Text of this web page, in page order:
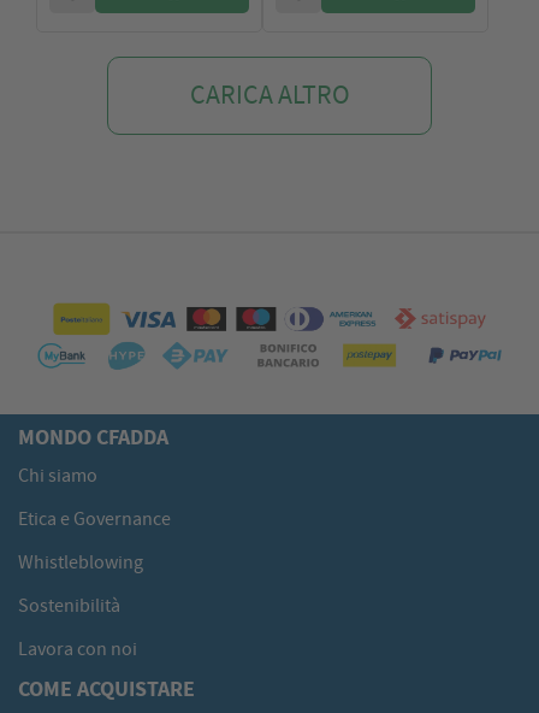
CARICA ALTRO
MONDO CFADDA
Chi siamo
Etica e Governance
Whistleblowing
Sostenibilità
Lavora con noi
COME ACQUISTARE